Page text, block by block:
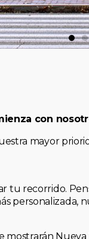
con
mayor
tu recorrido.
personalizada,